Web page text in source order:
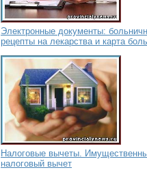
Электронные документы:
рецепты на лекарства и карта
Налоговые вычеты.
налоговый вычет